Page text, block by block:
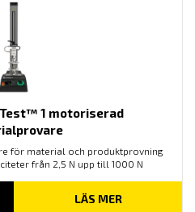
1 motoriserad
för material och produktprovning
från 2,5 N upp till 1000 N
LÄS MER